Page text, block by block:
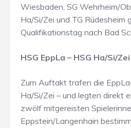
Wiesbaden, SG Wehrheim/
Ha/Si/Zei und TG Rüdesheim
Qualifikationstag nach Bad
HSG EppLa – HSG Ha/Si/
Zum Auftakt trafen die
Ha/Si/Zei – und legten direkt
zwölf mitgereisten
Eppstein/Langenhain